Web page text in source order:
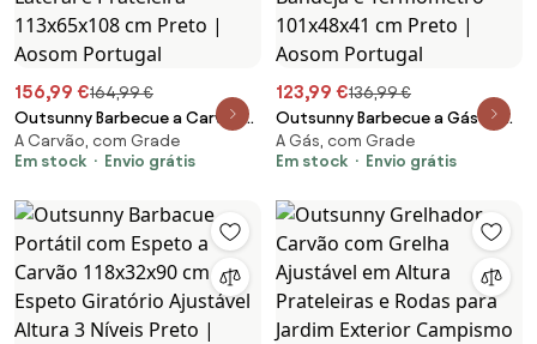
156,99 €164,99 €
Outsunny Barbecue a Carvão
com Rodas Tampa Grelhas de
Aço Inoxidável Termômetro
113x65x108 cm Preto | Aosom
Portugal
A Carvão, com Grade
Em stock
Envio grátis
123,99 €136,99 €
Outsunny Barbecue a Gás com
2 Queimadores de Aço
Inoxidável 3 KW Prateleiras
101x48x41 cm Preto | Aosom
Portugal
A Gás, com Grade
Em stock
Envio grátis